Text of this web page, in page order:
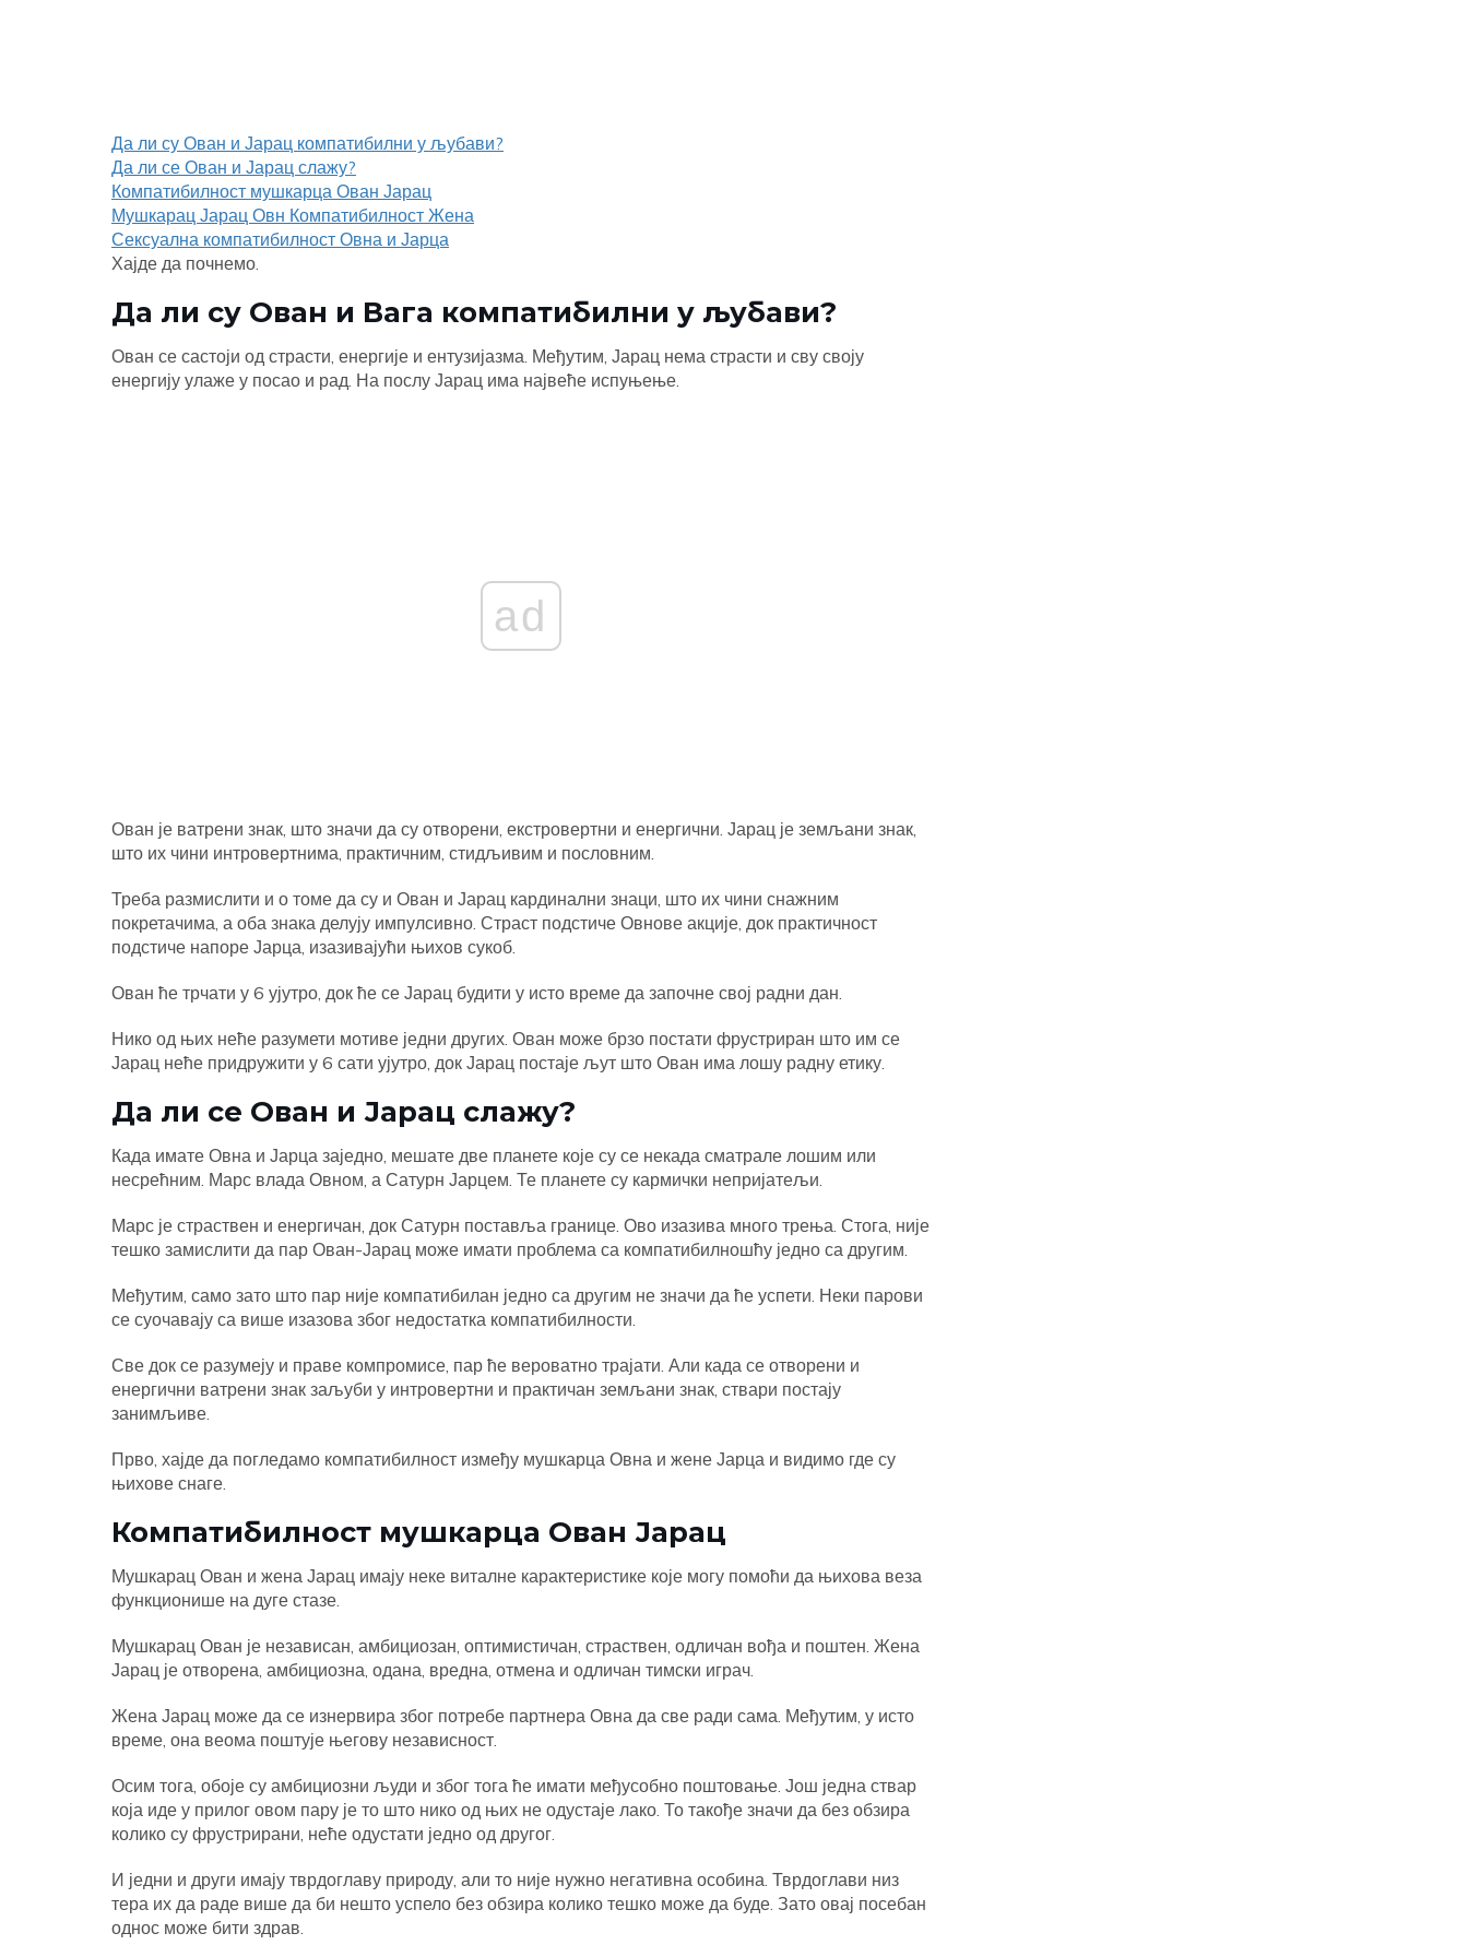
Да ли су Ован и Јарац компатибилни у љубави?
Да ли се Ован и Јарац слажу?
Компатибилност мушкарца Ован Јарац
Мушкарац Јарац Овн Компатибилност Жена
Сексуална компатибилност Овна и Јарца
Хајде да почнемо.
Да ли су Ован и Вага компатибилни у љубави?
Ован се састоји од страсти, енергије и ентузијазма. Међутим, Јарац нема страсти и сву своју
енергију улаже у посао и рад. На послу Јарац има највеће испуњење.
ad
Ован је ватрени знак, што значи да су отворени, екстровертни и енергични. Јарац је земљани знак,
што их чини интровертнима, практичним, стидљивим и пословним.
Треба размислити и о томе да су и Ован и Јарац кардинални знаци, што их чини снажним
покретачима, а оба знака делују импулсивно. Страст подстиче Овнове акције, док практичност
подстиче напоре Јарца, изазивајући њихов сукоб.
Ован ће трчати у 6 ујутро, док ће се Јарац будити у исто време да започне свој радни дан.
Нико од њих неће разумети мотиве једни других. Ован може брзо постати фрустриран што им се
Јарац неће придружити у 6 сати ујутро, док Јарац постаје љут што Ован има лошу радну етику.
Да ли се Ован и Јарац слажу?
Када имате Овна и Јарца заједно, мешате две планете које су се некада сматрале лошим или
несрећним. Марс влада Овном, а Сатурн Јарцем. Те планете су кармички непријатељи.
Марс је страствен и енергичан, док Сатурн поставља границе. Ово изазива много трења. Стога, није
тешко замислити да пар Ован-Јарац може имати проблема са компатибилношћу једно са другим.
Међутим, само зато што пар није компатибилан једно са другим не значи да ће успети. Неки парови
се суочавају са више изазова због недостатка компатибилности.
Све док се разумеју и праве компромисе, пар ће вероватно трајати. Али када се отворени и
енергични ватрени знак заљуби у интровертни и практичан земљани знак, ствари постају
занимљиве.
Прво, хајде да погледамо компатибилност између мушкарца Овна и жене Јарца и видимо где су
њихове снаге.
Компатибилност мушкарца Ован Јарац
Мушкарац Ован и жена Јарац имају неке виталне карактеристике које могу помоћи да њихова веза
функционише на дуге стазе.
Мушкарац Ован је независан, амбициозан, оптимистичан, страствен, одличан вођа и поштен. Жена
Јарац је отворена, амбициозна, одана, вредна, отмена и одличан тимски играч.
Жена Јарац може да се изнервира због потребе партнера Овна да све ради сама. Међутим, у исто
време, она веома поштује његову независност.
Осим тога, обоје су амбициозни људи и због тога ће имати међусобно поштовање. Још једна ствар
која иде у прилог овом пару је то што нико од њих не одустаје лако. То такође значи да без обзира
колико су фрустрирани, неће одустати једно од другог.
И једни и други имају тврдоглаву природу, али то није нужно негативна особина. Тврдоглави низ
тера их да раде више да би нешто успело без обзира колико тешко може да буде. Зато овај посебан
однос може бити здрав.